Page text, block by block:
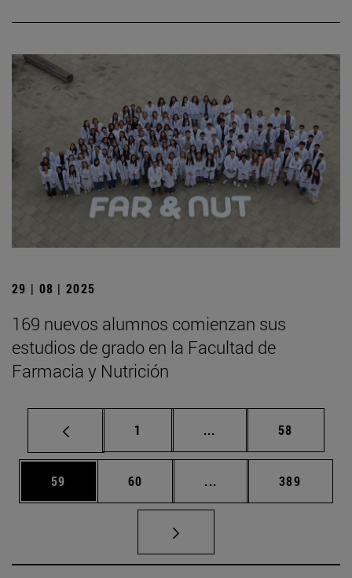
29 | 08 | 2025
169 nuevos alumnos comienzan sus
estudios de grado en la Facultad de
Farmacia y Nutrición
Página
1 ... Páginas intermedias
Página
58
Página
59 Página
60 ... Páginas intermedias
Página
389